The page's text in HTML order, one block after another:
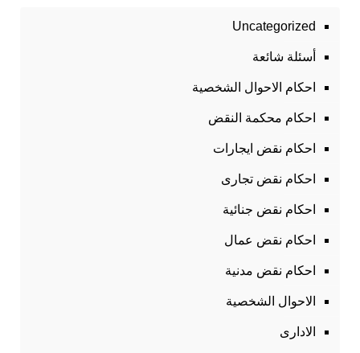
Uncategorized
أسئلة شائعة
احكام الاحوال الشخصية
احكام محكمة النقض
احكام نقض ايجارات
احكام نقض تجارى
احكام نقض جنائية
احكام نقض عمال
احكام نقض مدنية
الاحوال الشخصية
الادارى